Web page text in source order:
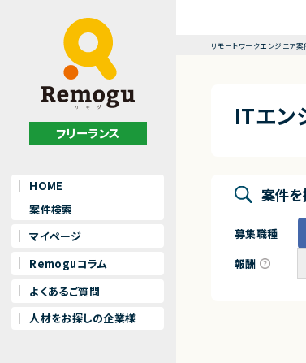
フリーランス
HOME
案件検索
マイページ
Remoguコラム
よくあるご質問
人材をお探しの企業様
リモートワークエンジニア案
ITエン
案件
募集職種
報酬